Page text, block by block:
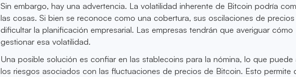
Sin embargo, hay una advertencia. La volatilidad inherente de Bitcoin podría
las cosas. Si bien se reconoce como una cobertura, sus oscilaciones de
dificultar la planificación empresarial. Las empresas tendrán que averiguar cómo
gestionar esa volatilidad.
Una posible solución es confiar en las stablecoins para la nómina, lo que puede
los riesgos asociados con las fluctuaciones de precios de Bitcoin. Esto permite